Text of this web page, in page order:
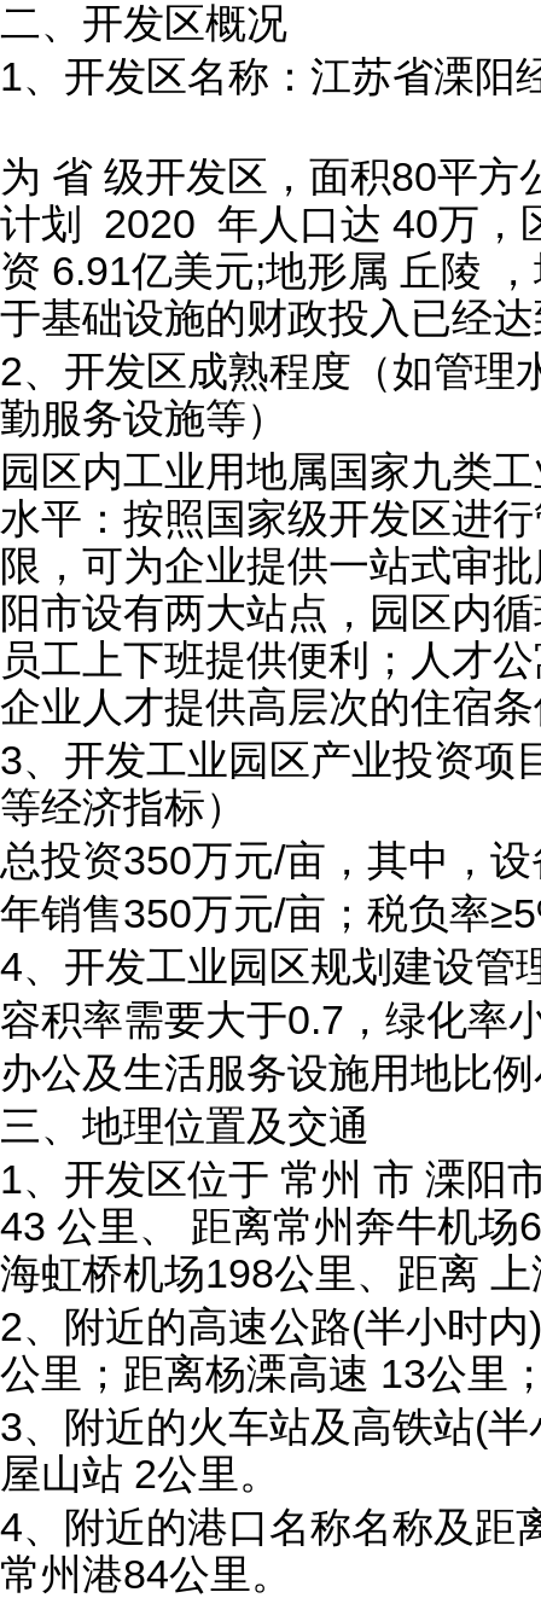
二、开发区概况
1、开发区名称：江苏省溧阳
为 省 级开发区，面积80平
计划 2020 年人口达 40万，
资 6.91亿美元;地形属 丘陵
于基础设施的财政投入已经
2、开发区成熟程度（如管理
勤服务设施等）
园区内工业用地属国家九类
水平：按照国家级开发区进
限，可为企业提供一站式审
阳市设有两大站点，园区内
员工上下班提供便利；人才
企业人才提供高层次的住宿
3、开发工业园区产业投资项
等经济指标）
总投资350万元/亩，其中，
年销售350万元/亩；税负率
4、开发工业园区规划建设管
容积率需要大于0.7，绿化率
办公及生活服务设施用地比
三、地理位置及交通
1、开发区位于 常州 市 溧阳
43 公里、 距离常州奔牛机场
海虹桥机场198公里、距离
2、附近的高速公路(半小时
公里；距离杨溧高速 13公里
3、附近的火车站及高铁站(
屋山站 2公里。
4、附近的港口名称名称及距
常州港84公里。